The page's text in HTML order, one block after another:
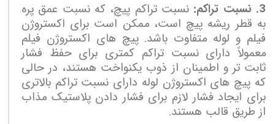
3. نسبت تراکم:
نسبت تراکم پیچ، که نسبت عمق پره
به قطر ریشه پیچ است، ممکن است برای اکستروژن
فیلم و لوله متفاوت باشد. پیچ های اکستروژن فیلم
معمولاً دارای نسبت تراکم کمتری برای حفظ فشار
ثابت تر و اطمینان از ذوب یکنواخت هستند، در حالی
که پیچ های اکستروژن لوله دارای نسبت تراکم بالاتری
برای ایجاد فشار لازم برای فشار دادن پلاستیک مذاب
از طریق قالب هستند.